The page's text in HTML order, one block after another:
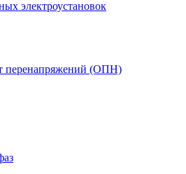
электроустановок
перенапряжений (ОПН)